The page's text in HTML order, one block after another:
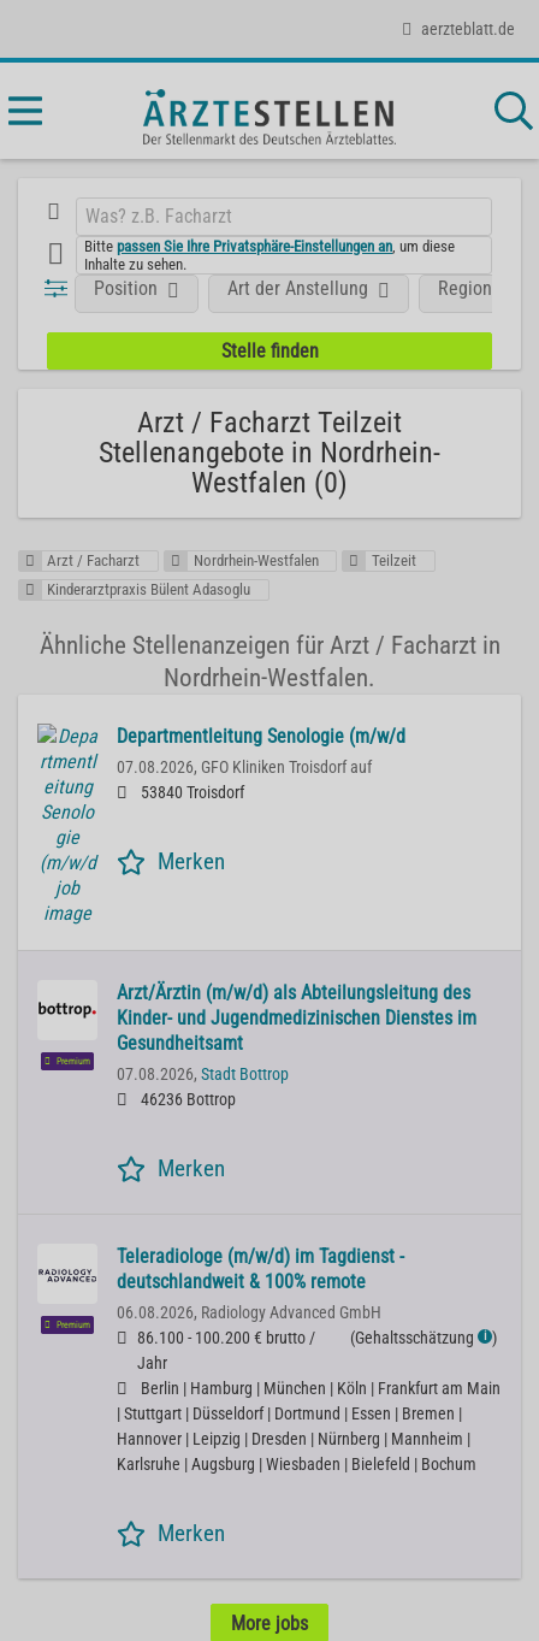
aerzteblatt.de
Bittepassen Sie Ihre Privatsphäre-Einstellungen an , um diese
Inhalte zu sehen.
Position Art der Anstellung Region
Arzt / Facharzt Teilzeit
Stellenangebote in Nordrhein-
Westfalen (0)
Arzt / Facharzt Nordrhein-Westfalen
Teilzeit
Kinderarztpraxis Bülent Adasoglu
Ähnliche Stellenanzeigen für Arzt / Facharzt in
Nordrhein-Westfalen.
Departmentleitung Senologie (m/w/d
07.08.2026, GFO Kliniken Troisdorf auf
53840 Troisdorf
Merken
Premium
Arzt/Ärztin (m/w/d) als Abteilungsleitung des
Kinder- und Jugendmedizinischen Dienstes im
Gesundheitsamt
07.08.2026, Stadt Bottrop
46236 Bottrop
Merken
Premium
Teleradiologe (m/w/d) im Tagdienst -
deutschlandweit & 100% remote
06.08.2026, Radiology Advanced GmbH
86.100 - 100.200 € brutto /
Jahr
(Gehaltsschätzung ℹ )
Berlin | Hamburg | München | Köln | Frankfurt am Main
| Stuttgart | Düsseldorf | Dortmund | Essen | Bremen |
Hannover | Leipzig | Dresden | Nürnberg | Mannheim |
Karlsruhe | Augsburg | Wiesbaden | Bielefeld | Bochum
Merken
More jobs